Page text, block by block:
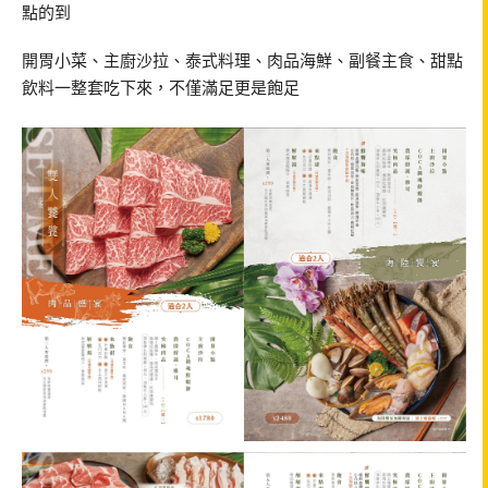
點的到
開胃小菜、主廚沙拉、泰式料理、肉品海鮮、副餐主食、甜點
飲料一整套吃下來，不僅滿足更是飽足